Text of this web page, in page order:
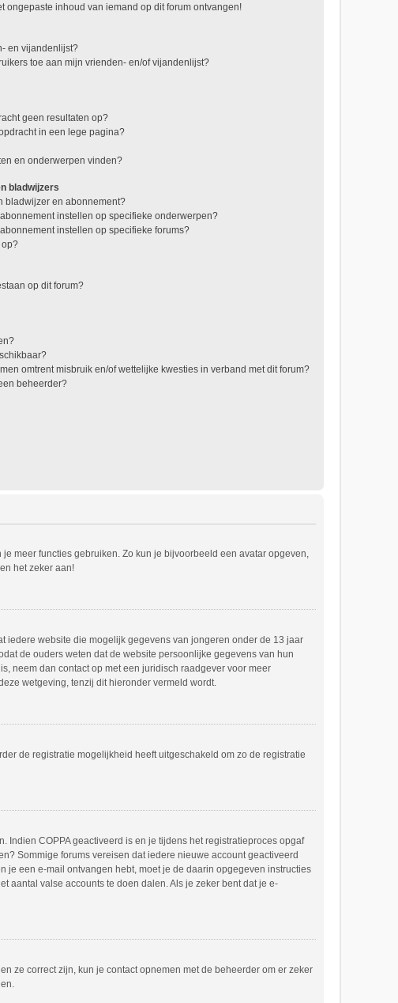
ongepaste inhoud van iemand op dit forum ontvangen!
en vijandenlijst?
toe aan mijn vrienden- en/of vijandenlijst?
geen resultaten op?
in een lege pagina?
en onderwerpen vinden?
bladwijzers
bladwijzer en abonnement?
instellen op specifieke onderwerpen?
instellen op specifieke forums?
op?
op dit forum?
omtrent misbruik en/of wettelijke kwesties in verband met dit forum?
beheerder?
meer functies gebruiken. Zo kun je bijvoorbeeld een avatar opgeven,
het zeker aan!
iedere website die mogelijk gegevens van jongeren onder de 13 jaar
de ouders weten dat de website persoonlijke gegevens van hun
neem dan contact op met een juridisch raadgever voor meer
wetgeving, tenzij dit hieronder vermeld wordt.
de registratie mogelijkheid heeft uitgeschakeld om zo de registratie
COPPA geactiveerd is en je tijdens het registratieproces opgaf
Sommige forums vereisen dat iedere nieuwe account geactiveerd
je een e-mail ontvangen hebt, moet je de daarin opgegeven instructies
aantal valse accounts te doen dalen. Als je zeker bent dat je e-
ze correct zijn, kun je contact opnemen met de beheerder om er zeker